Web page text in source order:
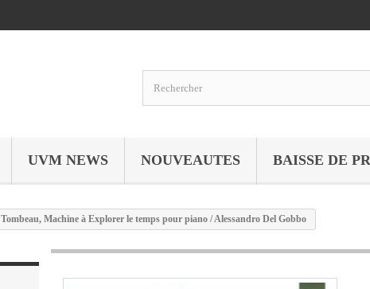
UVM NEWS NOUVEAUTES BAISSE DE
Tombeau, Machine à Explorer le temps pour piano / Alessandro Del Gobbo